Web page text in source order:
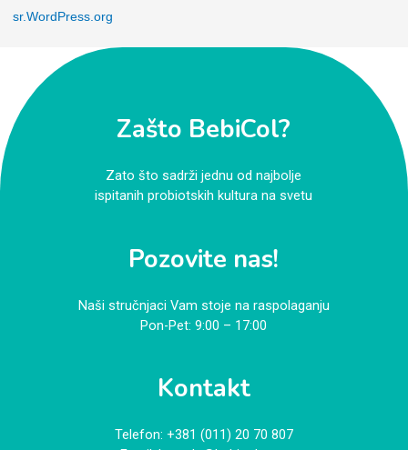
sr.WordPress.org
Zašto BebiCol?
Zato što sadrži jednu od najbolje
ispitanih probiotskih kultura na svetu
Pozovite nas!
Naši stručnjaci Vam stoje na raspolaganju
Pon-Pet: 9:00 – 17:00
Kontakt
Telefon: +381 (011) 20 70 807